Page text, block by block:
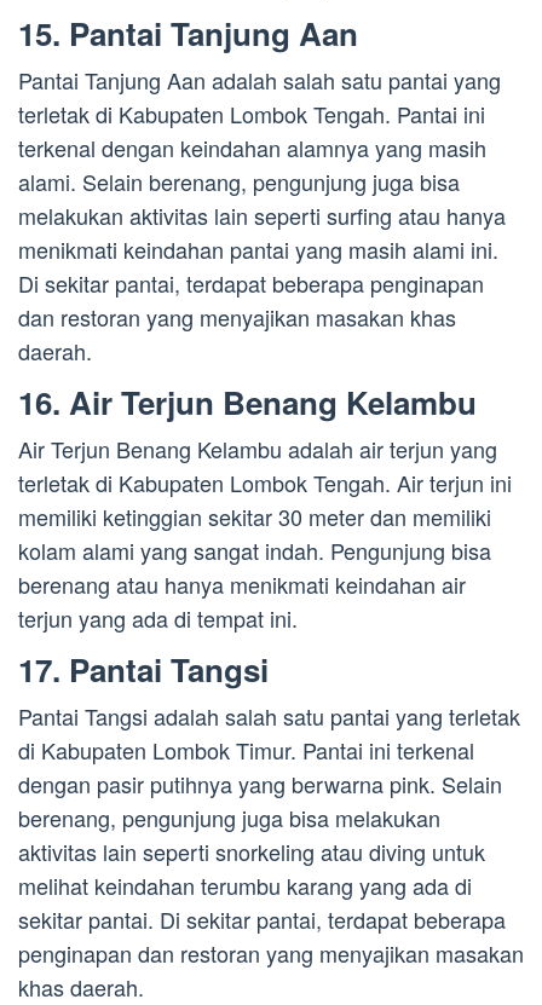
15. Pantai Tanjung Aan
Pantai Tanjung Aan adalah salah satu pantai yang
terletak di Kabupaten Lombok Tengah. Pantai ini
terkenal dengan keindahan alamnya yang masih
alami. Selain berenang, pengunjung juga bisa
melakukan aktivitas lain seperti surfing atau hanya
menikmati keindahan pantai yang masih alami ini.
Di sekitar pantai, terdapat beberapa penginapan
dan restoran yang menyajikan masakan khas
daerah.
16. Air Terjun Benang Kelambu
Air Terjun Benang Kelambu adalah air terjun yang
terletak di Kabupaten Lombok Tengah. Air terjun ini
memiliki ketinggian sekitar 30 meter dan memiliki
kolam alami yang sangat indah. Pengunjung bisa
berenang atau hanya menikmati keindahan air
terjun yang ada di tempat ini.
17. Pantai Tangsi
Pantai Tangsi adalah salah satu pantai yang terletak
di Kabupaten Lombok Timur. Pantai ini terkenal
dengan pasir putihnya yang berwarna pink. Selain
berenang, pengunjung juga bisa melakukan
aktivitas lain seperti snorkeling atau diving untuk
melihat keindahan terumbu karang yang ada di
sekitar pantai. Di sekitar pantai, terdapat beberapa
penginapan dan restoran yang menyajikan masakan
khas daerah.